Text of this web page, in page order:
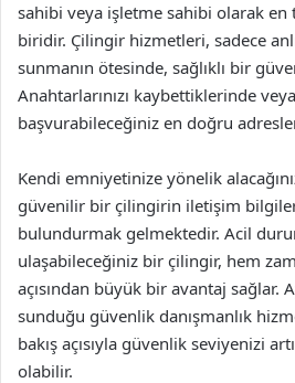
sahibi veya işletme sahibi olarak en
biridir. Çilingir hizmetleri, sadece
sunmanın ötesinde, sağlıklı bir
Anahtarlarınızı kaybettiklerinde
başvurabileceğiniz en doğru
Kendi emniyetinize yönelik
güvenilir bir çilingirin iletişim
bulundurmak gelmektedir. Acil
ulaşabileceğiniz bir çilingir, hem
açısından büyük bir avantaj sağlar.
sunduğu güvenlik danışmanlık
bakış açısıyla güvenlik seviyenizi
olabilir.